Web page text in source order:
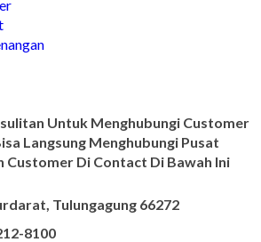
Untuk Menghubungi Customer
Langsung Menghubungi Pusat
Tulungagung 66272